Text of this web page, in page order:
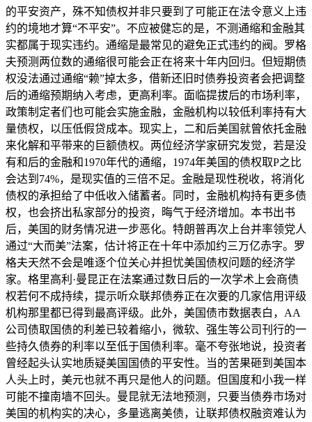
的平安资产，殊不知债权并非只要到了可能正在法令意义上违
约的境地才算“不平安”。不应被健忘的是，不测通缩和金融其
实都属于现实违约。通缩是最常见的避免正式违约的阀。罗格
夫预测两位数的通缩很可能会正在将来十年内回归。但短期债
权没法通过通缩“赖”掉太多，借新还旧时债券投资者会把调整
后的通缩预期纳入考虑，更高利率。面临提拔后的市场利率，
政策制定者们也可能会实施金融，金融机构以较低利率持有大
量债权，以压低假贷成本。现实上，二和后美国就曾依托金融
来化解和平带来的巨额债权。两位经济学家研究发觉，若是没
有和后的金融和1970年代的通缩，1974年美国的债权取P之比
会达到74%，是现实值的三倍不足。金融是现性税收，将消化
债权的承担给了中低收入储蓄者。同时，金融机构持有更多债
权，也会挤出私家部分的投资，晦气于经济增加。本书出书
后，美国的财务情况进一步恶化。特朗普再次上台并率领党人
通过“大而美”法案，估计将正在十年中添加约三万亿赤字。罗
格夫天然不会是唯逐个位关心并担忧美国债权问题的经济学
家。格里高利·曼昆正在法案通过数日后的一次学术上会商债
权若何不成持续，提示听众联邦债券正在次要的几家信用评级
机构那里都已得到最高评级。此外，美国债市数据表白，AA
公司债取国债的利差已较着缩小，微软、强生等公司刊行的一
些持久债券的利率以至低于国债利率。毫不夸张地说，投资者
曾经起头认实地质疑美国国债的平安性。当的苦果砸到美国本
人头上时，美元也就不再只是他人的问题。但国度和小我一样
可能不撞南墙不回头。曼昆就无法地预测，只要当债券市场对
美国的机构实的决心，多量逃离美债，让联邦债权融资难认为